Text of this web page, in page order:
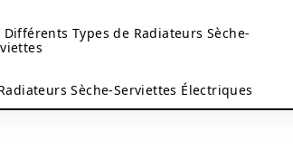
Différents Types de Radiateurs Sèche-
Sèche-Serviettes Électriques